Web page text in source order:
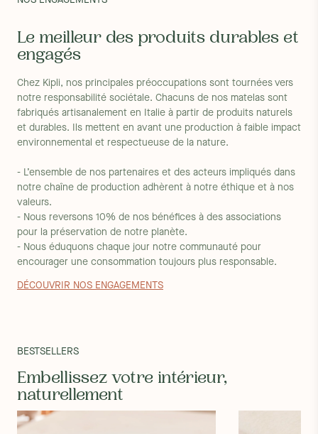
Le meilleur des produits durables et
engagés
Chez Kipli, nos principales préoccupations sont tournées vers
notre responsabilité sociétale. Chacuns de nos matelas sont
fabriqués artisanalement en Italie à partir de produits naturels
et durables. Ils mettent en avant une production à faible impact
environnemental et respectueuse de la nature.
- L’ensemble de nos partenaires et des acteurs impliqués dans
notre chaîne de production adhèrent à notre éthique et à nos
valeurs.
- Nous reversons 10% de nos bénéfices à des associations
pour la préservation de notre planète.
- Nous éduquons chaque jour notre communauté pour
encourager une consommation toujours plus responsable.
DÉCOUVRIR NOS ENGAGEMENTS
BESTSELLERS
Embellissez votre intérieur,
naturellement